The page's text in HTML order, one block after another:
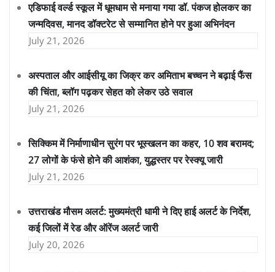
एडिफाई वर्ल्ड स्कूल में धूमधाम से मनाया गया डॉ. पंकज होलकर का
जन्मदिवस, मानद डॉक्टरेट से सम्मानित होने पर हुआ अभिनंदन
July 21, 2026
अस्पताल और आईसीयू का जिक्र कर अमिताभ बच्चन ने बढ़ाई फैंस
की चिंता, ब्लॉग पढ़कर सेहत को लेकर उठे सवाल
July 21, 2026
सिक्किम में निर्माणाधीन सुरंग पर भूस्खलन का कहर, 10 शव बरामद;
27 लोगों के फंसे होने की आशंका, युद्धस्तर पर रेस्क्यू जारी
July 21, 2026
उत्तराखंड मौसम अलर्ट: मुख्यमंत्री धामी ने दिए हाई अलर्ट के निर्देश,
कई जिलों में रेड और ऑरेंज अलर्ट जारी
July 20, 2026